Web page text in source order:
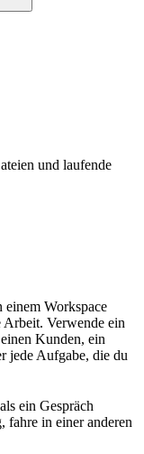
und laufende
Workspace
Arbeit. Verwende ein
Kunden, ein
jede Aufgabe, die du
ein Gespräch
fahre in einer anderen